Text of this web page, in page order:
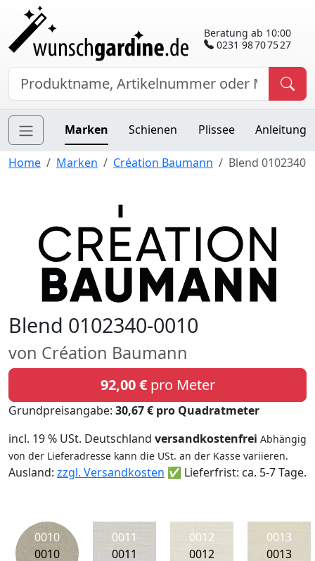
Beratung ab 10:00
0231 98 70 75 27
Marken Schienen Plissee Anleitung
Home Marken Création Baumann Blend 0102340
Blend 0102340-0010
von Création Baumann
92,00 €pro Meter
Grundpreisangabe: 30,67 € pro Quadratmeter
incl. 19 % USt. Deutschland versandkostenfrei Abhängig
von der Lieferadresse kann die USt. an der Kasse variieren.
Ausland: zzgl. Versandkosten ✅ Lieferfrist: ca. 5-7 Tage.
0010
0010
0011
0011
0012
0012
0013
0013